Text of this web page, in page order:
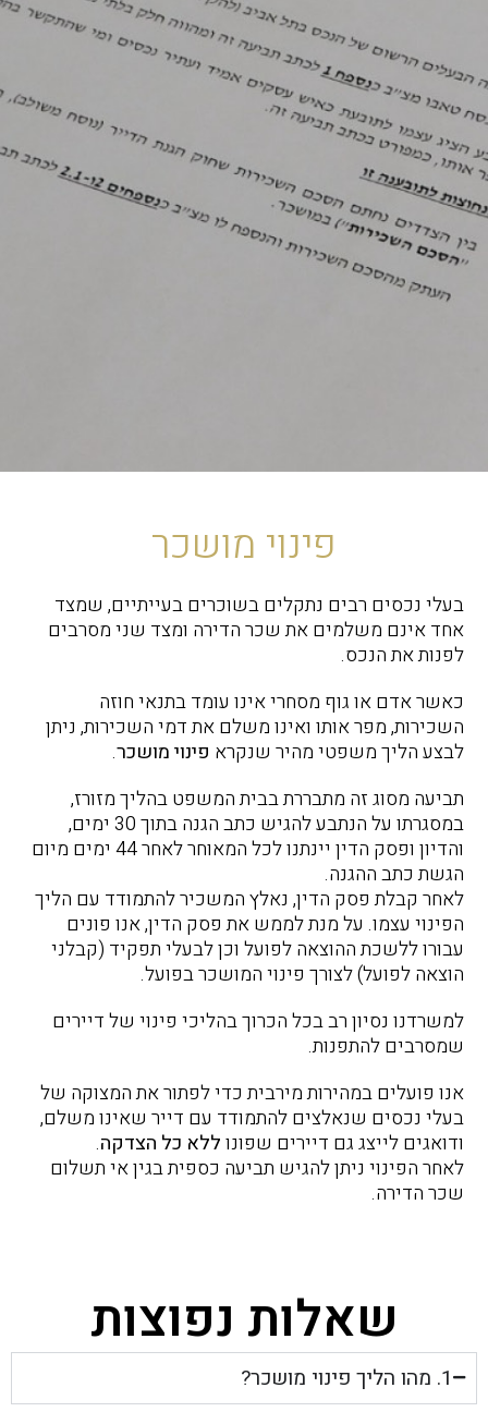
פינוי מושכר
בעלי נכסים רבים נתקלים בשוכרים בעייתיים, שמצד
אחד אינם משלמים את שכר הדירה ומצד שני מסרבים
לפנות את הנכס.
כאשר אדם או גוף מסחרי אינו עומד בתנאי חוזה
השכירות, מפר אותו ואינו משלם את דמי השכירות, ניתן
לבצע הליך משפטי מהיר שנקרא פינוי מושכר.
תביעה מסוג זה מתבררת בבית המשפט בהליך מזורז,
במסגרתו על הנתבע להגיש כתב הגנה בתוך 30 ימים,
והדיון ופסק הדין יינתנו לכל המאוחר לאחר 44 ימים מיום
הגשת כתב ההגנה.
לאחר קבלת פסק הדין, נאלץ המשכיר להתמודד עם הליך
הפינוי עצמו. על מנת לממש את פסק הדין, אנו פונים
עבורו ללשכת ההוצאה לפועל וכן לבעלי תפקיד (קבלני
הוצאה לפועל) לצורך פינוי המושכר בפועל.
למשרדנו נסיון רב בכל הכרוך בהליכי פינוי של דיירים
שמסרבים להתפנות.
אנו פועלים במהירות מירבית כדי לפתור את המצוקה של
בעלי נכסים שנאלצים להתמודד עם דייר שאינו משלם,
ודואגים לייצג גם דיירים שפונוללא כל הצדקה.
לאחר הפינוי ניתן להגיש תביעה כספית בגין אי תשלום
שכר הדירה.
שאלות נפוצות
1. מהו הליך פינוי מושכר?